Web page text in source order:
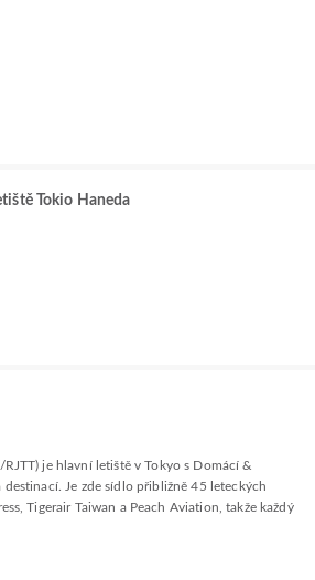
Tokio Haneda
je hlavní letiště v Tokyo s Domácí &
Je zde sídlo přibližně 45 leteckých
Tigerair Taiwan a Peach Aviation, takže každý